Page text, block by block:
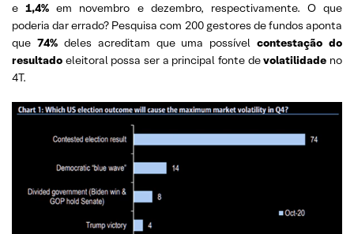
e1,4% em novembro e dezembro, respectivamente. O que
poderia dar errado? Pesquisa com 200 gestores de fundos aponta
que 74%deles acreditam que uma possívelcontestação do
resultado eleitoral possa ser a principal fonte devolatilidade no
4T.